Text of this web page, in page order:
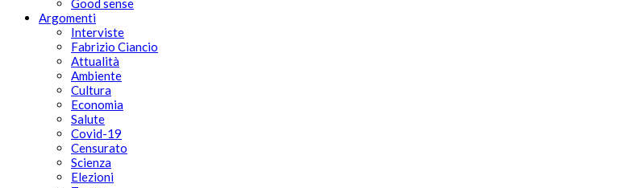
Good sense
Argomenti
Interviste
Fabrizio Ciancio
Attualità
Ambiente
Cultura
Economia
Salute
Covid-19
Censurato
Scienza
Elezioni